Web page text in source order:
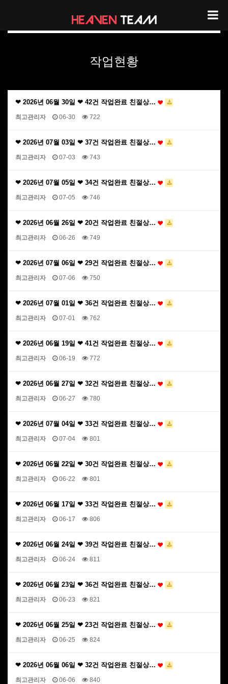
헤븐팀 작업현황
작업현황
❤ 2026년 06월 30일 ❤ 42건 작업완료 친절상…
최고관리자 06-30 722
❤ 2026년 07월 03일 ❤ 37건 작업완료 친절상…
최고관리자 07-03 743
❤ 2026년 07월 05일 ❤ 34건 작업완료 친절상…
최고관리자 07-05 746
❤ 2026년 06월 26일 ❤ 20건 작업완료 친절상…
최고관리자 06-26 749
❤ 2026년 07월 06일 ❤ 29건 작업완료 친절상…
최고관리자 07-06 750
❤ 2026년 07월 01일 ❤ 36건 작업완료 친절상…
최고관리자 07-01 762
❤ 2026년 06월 19일 ❤ 41건 작업완료 친절상…
최고관리자 06-19 772
❤ 2026년 06월 27일 ❤ 32건 작업완료 친절상…
최고관리자 06-27 780
❤ 2026년 07월 04일 ❤ 33건 작업완료 친절상…
최고관리자 07-04 801
❤ 2026년 06월 22일 ❤ 30건 작업완료 친절상…
최고관리자 06-22 801
❤ 2026년 06월 17일 ❤ 33건 작업완료 친절상…
최고관리자 06-17 806
❤ 2026년 06월 24일 ❤ 39건 작업완료 친절상…
최고관리자 06-24 811
❤ 2026년 06월 23일 ❤ 36건 작업완료 친절상…
최고관리자 06-23 821
❤ 2026년 06월 25일 ❤ 23건 작업완료 친절상…
최고관리자 06-25 824
❤ 2026년 06월 06일 ❤ 32건 작업완료 친절상…
최고관리자 06-06 840